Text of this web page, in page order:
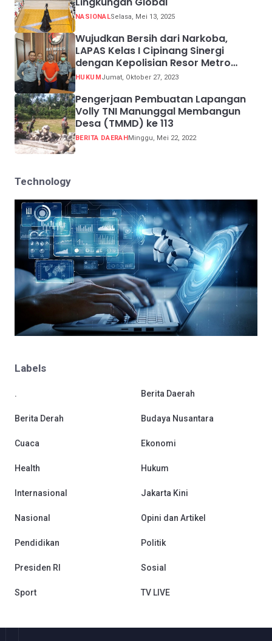
NASIONALSelasa, Mei 13, 2025
Wujudkan Bersih dari Narkoba,
LAPAS Kelas I Cipinang Sinergi
dengan Kepolisian Resor Metro
Jakarta Barat
HUKUMJumat, Oktober 27, 2023
Pengerjaan Pembuatan Lapangan
Volly TNI Manunggal Membangun
Desa (TMMD) ke 113
BERITA DAERAHMinggu, Mei 22, 2022
Technology
Labels
. Berita Daerah
Berita Derah Budaya Nusantara
Cuaca Ekonomi
Health Hukum
Internasional Jakarta Kini
Nasional Opini dan Artikel
Pendidikan Politik
Presiden RI Sosial
Sport TV LIVE